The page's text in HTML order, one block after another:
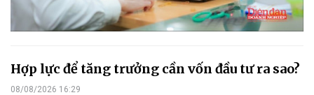
Hợp lực để tăng trưởng cần vốn đầu tư ra sao?
08/08/2026 16:29